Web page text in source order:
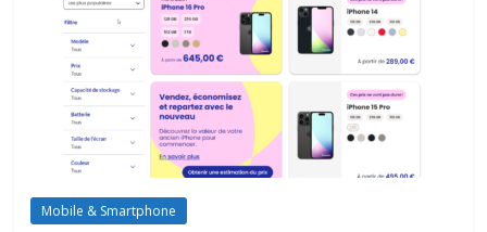
Mobile & Smartphone